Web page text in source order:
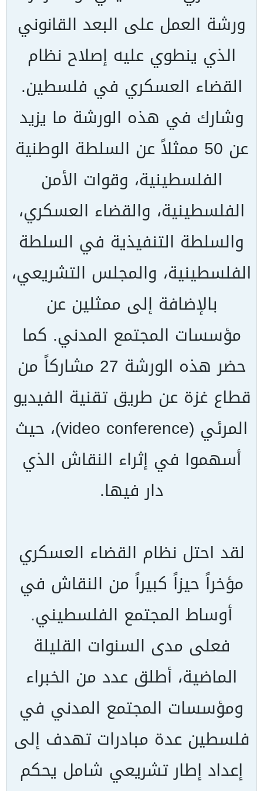
ورشة العمل على البعد القانوني
الذي ينطوي عليه إصلاح نظام
القضاء العسكري في فلسطين.
وشارك في هذه الورشة ما يزيد
عن 50 ممثلاً عن السلطة الوطنية
الفلسطينية، وقوات الأمن
الفلسطينية، والقضاء العسكري،
والسلطة التنفيذية في السلطة
الفلسطينية، والمجلس التشريعي،
بالإضافة إلى ممثلين عن
مؤسسات المجتمع المدني. كما
حضر هذه الورشة 27 مشاركاً من
قطاع غزة عن طريق تقنية الفيديو
المرئي (video conference)، حيث
أسهموا في إثراء النقاش الذي
دار فيها.
لقد احتل نظام القضاء العسكري
مؤخراً حيزاً كبيراً من النقاش في
أوساط المجتمع الفلسطيني.
فعلى مدى السنوات القليلة
الماضية، أطلق عدد من الخبراء
ومؤسسات المجتمع المدني في
فلسطين عدة مبادرات تهدف إلى
إعداد إطار تشريعي شامل يحكم